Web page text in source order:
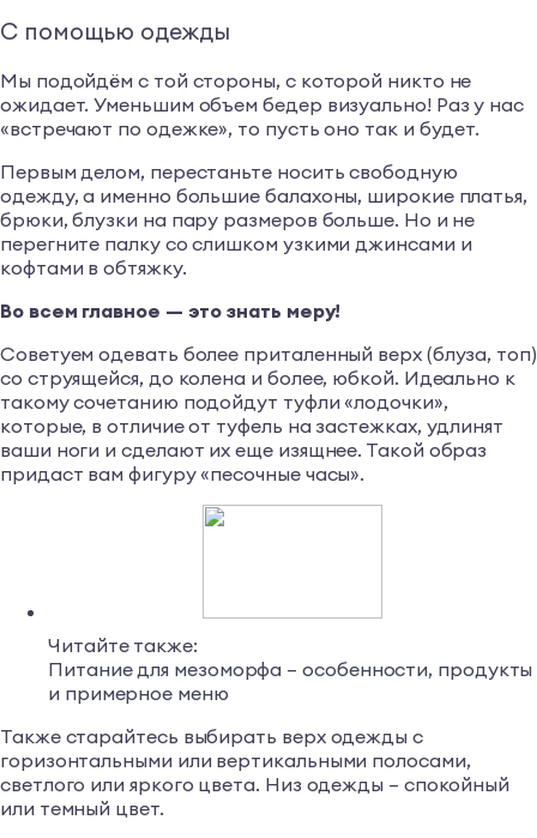
С помощью одежды
Мы подойдём с той стороны, с которой никто не
ожидает. Уменьшим объем бедер визуально! Раз у нас
«встречают по одежке», то пусть оно так и будет.
Первым делом, перестаньте носить свободную
одежду, а именно большие балахоны, широкие платья,
брюки, блузки на пару размеров больше. Но и не
перегните палку со слишком узкими джинсами и
кофтами в обтяжку.
Во всем главное — это знать меру!
Советуем одевать более приталенный верх (блуза, топ)
со струящейся, до колена и более, юбкой. Идеально к
такому сочетанию подойдут туфли «лодочки»,
которые, в отличие от туфель на застежках, удлинят
ваши ноги и сделают их еще изящнее. Такой образ
придаст вам фигуру «песочные часы».
Читайте также:
Питание для мезоморфа – особенности, продукты
и примерное меню
Также старайтесь выбирать верх одежды с
горизонтальными или вертикальными полосами,
светлого или яркого цвета. Низ одежды – спокойный
или темный цвет.